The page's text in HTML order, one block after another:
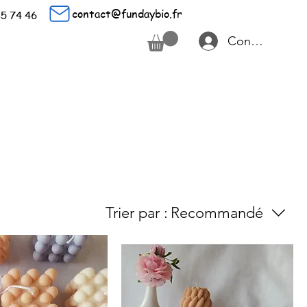
74 46
contact@fundaybio.fr
Connexion
Trier par : Recommandé